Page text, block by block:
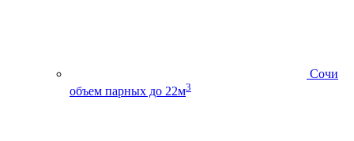
Сочи
объем парных до 22м3